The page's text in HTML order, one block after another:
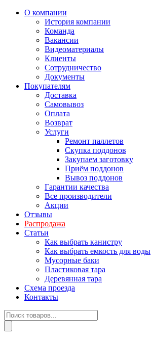
О компании
История компании
Команда
Вакансии
Видеоматериалы
Клиенты
Сотрудничество
Документы
Покупателям
Доставка
Самовывоз
Оплата
Возврат
Услуги
Ремонт паллетов
Скупка поддонов
Закупаем заготовку
Приём поддонов
Вывоз поддонов
Гарантии качества
Все производители
Акции
Отзывы
Распродажа
Статьи
Как выбрать канистру
Как выбрать емкость для воды
Мусорные баки
Пластиковая тара
Деревянная тара
Схема проезда
Контакты
Поиск
товаров